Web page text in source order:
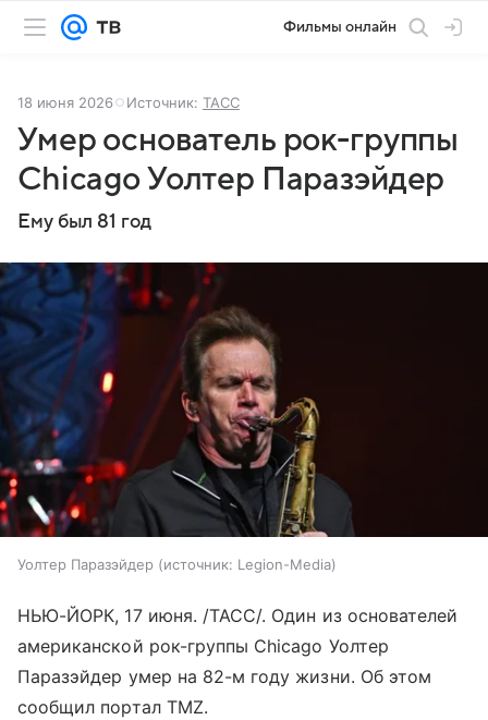
Фильмы онлайн
18 июня 2026 Источник: ТАСС
Умер основатель рок-группы
Chicago Уолтер Паразэйдер
Ему был 81 год
Уолтер Паразэйдер источник: Legion-Media
НЬЮ-ЙОРК, 17 июня. /ТАСС/. Один из основателей
американской рок-группы Chicago Уолтер
Паразэйдер умер на 82-м году жизни. Об этом
сообщил портал TMZ.